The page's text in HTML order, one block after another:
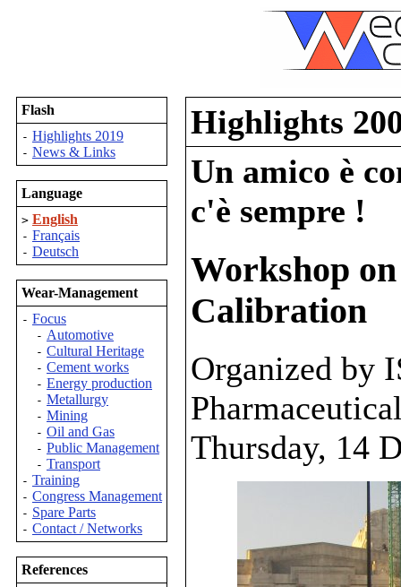
Flash
- Highlights 2019
- News & Links
Language
> English
- Français
- Deutsch
Wear-Management
- Focus
- Automotive
- Cultural Heritage
- Cement works
- Energy production
- Metallurgy
- Mining
- Oil and Gas
- Public Management
- Transport
- Training
- Congress Management
- Spare Parts
- Contact / Networks
References
Highlights
Un amico è
c'è sempre !
Workshop
Calibration
Organized by
Thursday, 14